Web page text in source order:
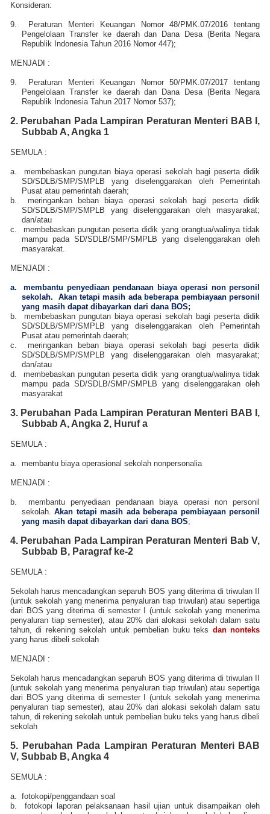
Konsideran:
9. Peraturan Menteri Keuangan Nomor 48/PMK.07/2016 tentang
Pengelolaan Transfer ke daerah dan Dana Desa (Berita Negara
Republik Indonesia Tahun 2016 Nomor 447);
MENJADI :
9. Peraturan Menteri Keuangan Nomor 50/PMK.07/2017 tentang
Pengelolaan Transfer ke daerah dan Dana Desa (Berita Negara
Republik Indonesia Tahun 2017 Nomor 537);
2. Perubahan Pada Lampiran Peraturan Menteri BAB I,
Subbab A, Angka 1
SEMULA :
a. membebaskan pungutan biaya operasi sekolah bagi peserta didik
SD/SDLB/SMP/SMPLB yang diselenggarakan oleh Pemerintah
Pusat atau pemerintah daerah;
b. meringankan beban biaya operasi sekolah bagi peserta didik
SD/SDLB/SMP/SMPLB yang diselenggarakan oleh masyarakat;
dan/atau
c. membebaskan pungutan peserta didik yang orangtua/walinya tidak
mampu pada SD/SDLB/SMP/SMPLB yang diselenggarakan oleh
masyarakat.
MENJADI :
a. membantu penyediaan pendanaan biaya operasi non personil
sekolah. Akan tetapi masih ada beberapa pembiayaan personil
yang masih dapat dibayarkan dari dana BOS;
b. membebaskan pungutan biaya operasi sekolah bagi peserta didik
SD/SDLB/SMP/SMPLB yang diselenggarakan oleh Pemerintah
Pusat atau pemerintah daerah;
c. meringankan beban biaya operasi sekolah bagi peserta didik
SD/SDLB/SMP/SMPLB yang diselenggarakan oleh masyarakat;
dan/atau
d. membebaskan pungutan peserta didik yang orangtua/walinya tidak
mampu pada SD/SDLB/SMP/SMPLB yang diselenggarakan oleh
masyarakat
3. Perubahan Pada Lampiran Peraturan Menteri BAB I,
Subbab A, Angka 2, Huruf a
SEMULA :
a. membantu biaya operasional sekolah nonpersonalia
MENJADI :
b. membantu penyediaan pendanaan biaya operasi non personil
sekolah.Akan tetapi masih ada beberapa pembiayaan personil
yang masih dapat dibayarkan dari dana BOS;
4. Perubahan Pada Lampiran Peraturan Menteri Bab V,
Subbab B, Paragraf ke-2
SEMULA :
Sekolah harus mencadangkan separuh BOS yang diterima di triwulan II
(untuk sekolah yang menerima penyaluran tiap triwulan) atau sepertiga
dari BOS yang diterima di semester I (untuk sekolah yang menerima
penyaluran tiap semester), atau 20% dari alokasi sekolah dalam satu
tahun, di rekening sekolah untuk pembelian buku teks dan nonteks
yang harus dibeli sekolah
MENJADI :
Sekolah harus mencadangkan separuh BOS yang diterima di triwulan II
(untuk sekolah yang menerima penyaluran tiap triwulan) atau sepertiga
dari BOS yang diterima di semester I (untuk sekolah yang menerima
penyaluran tiap semester), atau 20% dari alokasi sekolah dalam satu
tahun, di rekening sekolah untuk pembelian buku teks yang harus dibeli
sekolah
5. Perubahan Pada Lampiran Peraturan Menteri BAB
V, Subbab B, Angka 4
SEMULA :
a. fotokopi/penggandaan soal
b. fotokopi laporan pelaksanaan hasil ujian untuk disampaikan oleh